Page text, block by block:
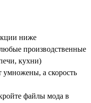
ниже
производственные
кухни)
а скорость
файлы мода в